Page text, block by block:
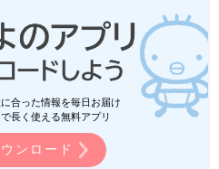
合った情報を毎日お届け
長く使える無料アプリ
ンロード